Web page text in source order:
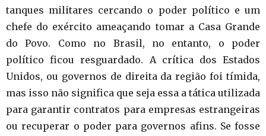
tanques militares cercando o poder político e um
chefe do exército ameaçando tomar a Casa Grande
do Povo. Como no Brasil, no entanto, o poder
político ficou resguardado. A crítica dos Estados
Unidos, ou governos de direita da região foi tímida,
mas isso não significa que seja essa a tática utilizada
para garantir contratos para empresas estrangeiras
ou recuperar o poder para governos afins. Se fosse